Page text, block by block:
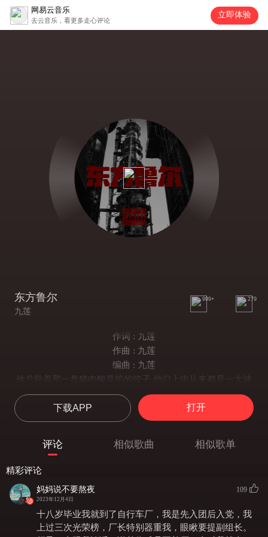
网易云音乐
去云音乐，看更多走心评论
立即体验
东方鲁尔
九莲
999+ 279
作词 : 九莲
作曲 : 九莲
编曲 : 九莲
他总盼着那一盘猪肉酸菜馅的饺子 他们上街从来都是一大波
他们打小就爱戳脑门子不还手那小子 一不留神他就混成大哥
在这钢和铁铸就城市里的每个角落 都有人 随时准备下车
你和我都没感受过那些老一辈的焦灼 买包烟 害得浑身瞎摸
摸兜比脸都干净 但他脊梁不能弯
再难他也得活 是个爷们就得扛着
所以他喜欢喝酒把所有苦都藏着
老工业区的荣耀让他挣脱那些锁链
下载APP 打开
评论 相似歌曲 相似歌单
精彩评论
妈妈说不要熬夜
2023年12月4日
109
十八岁毕业我就到了自行车厂，我是先入团后入党，我
上过三次光荣榜，厂长特别器重我，眼瞅要提副组长。